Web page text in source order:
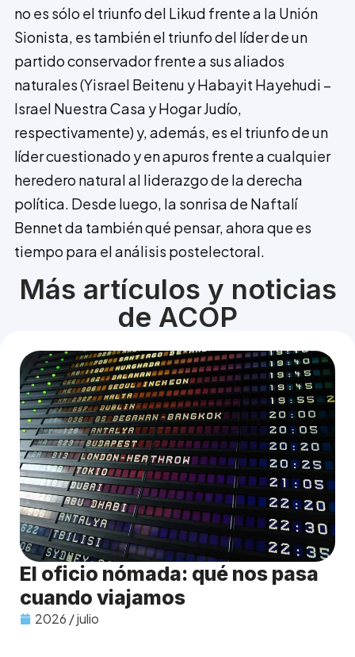
no es sólo el triunfo del Likud frente a la Unión
Sionista, es también el triunfo del líder de un
partido conservador frente a sus aliados
naturales (Yisrael Beitenu y Habayit Hayehudi –
Israel Nuestra Casa y Hogar Judío,
respectivamente) y, además, es el triunfo de un
líder cuestionado y en apuros frente a cualquier
heredero natural al liderazgo de la derecha
política. Desde luego, la sonrisa de Naftalí
Bennet da también qué pensar, ahora que es
tiempo para el análisis postelectoral.
Más artículos y noticias
de ACOP
El oficio nómada: qué nos pasa
cuando viajamos
2026 / julio